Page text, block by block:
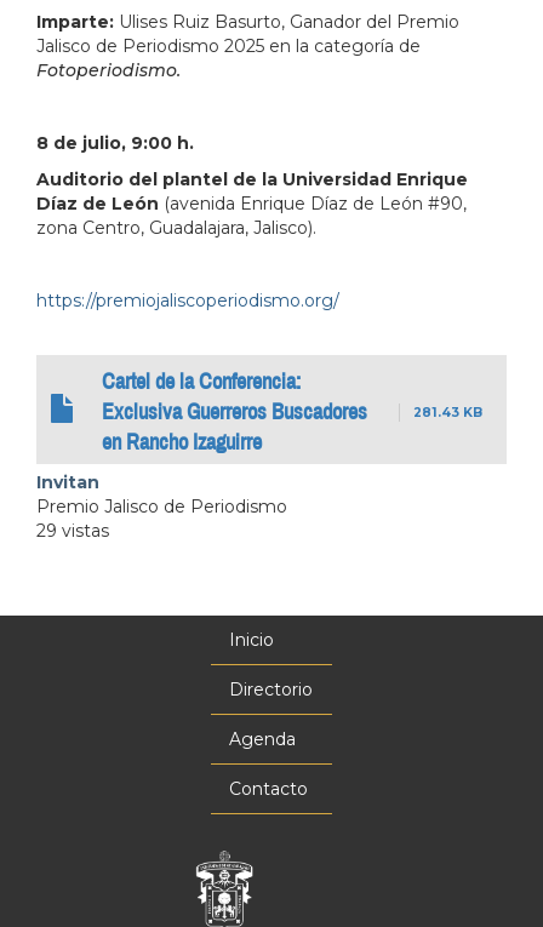
Imparte: Ulises Ruiz Basurto, Ganador del Premio
Jalisco de Periodismo 2025 en la categoría de
Fotoperiodismo.
8 de julio, 9:00 h.
Auditorio del plantel de la Universidad Enrique
Díaz de León (avenida Enrique Díaz de León #90,
zona Centro, Guadalajara, Jalisco).
https://premiojaliscoperiodismo.org/
Cartel de la Conferencia:
Exclusiva Guerreros Buscadores
en Rancho Izaguirre
281.43 KB
Invitan
Premio Jalisco de Periodismo
29 vistas
Inicio
Directorio
Agenda
Contacto